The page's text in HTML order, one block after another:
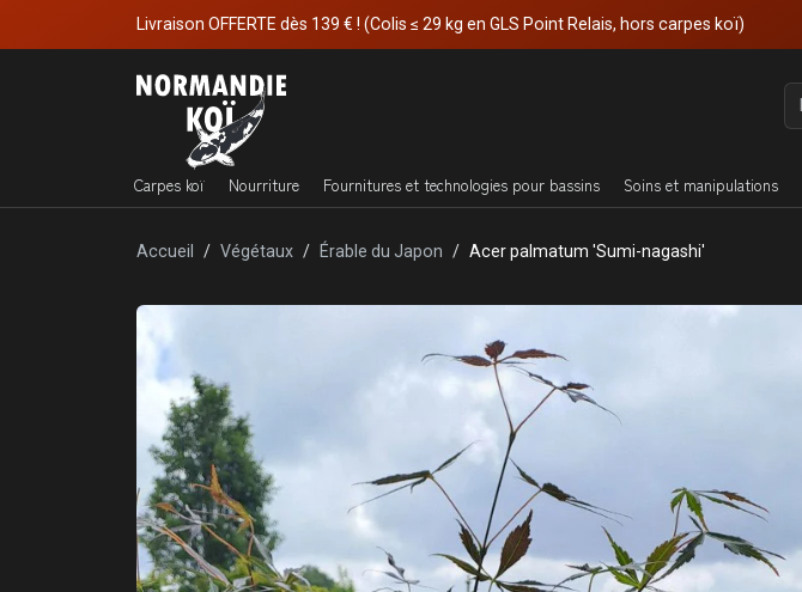
Livraison OFFERTE dès 139 € ! (Colis ≤ 29 kg en GLS Point Relais, hors carpes koï)
Carpes koï Nourriture Fournitures et technologies pour bassins Soins et manipulations
Accueil Végétaux Érable du Japon Acer palmatum 'Sumi-nagashi'